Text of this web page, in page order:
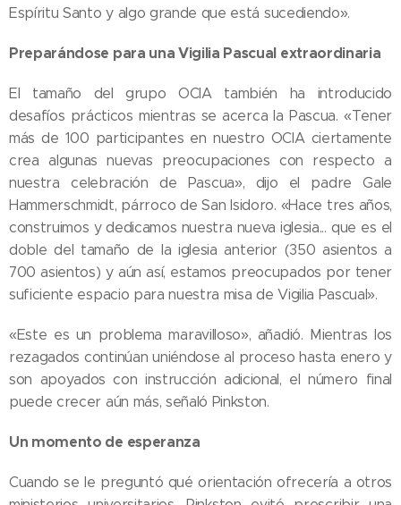
Espíritu Santo y algo grande que está sucediendo».
Preparándose para una Vigilia Pascual extraordinaria
El tamaño del grupo OCIA también ha introducido
desafíos prácticos mientras se acerca la Pascua. «Tener
más de 100 participantes en nuestro OCIA ciertamente
crea algunas nuevas preocupaciones con respecto a
nuestra celebración de Pascua», dijo el padre Gale
Hammerschmidt, párroco de San Isidoro. «Hace tres años,
construimos y dedicamos nuestra nueva iglesia... que es el
doble del tamaño de la iglesia anterior (350 asientos a
700 asientos) y aún así, estamos preocupados por tener
suficiente espacio para nuestra misa de Vigilia Pascual».
«Este es un problema maravilloso», añadió. Mientras los
rezagados continúan uniéndose al proceso hasta enero y
son apoyados con instrucción adicional, el número final
puede crecer aún más, señaló Pinkston.
Un momento de esperanza
Cuando se le preguntó qué orientación ofrecería a otros